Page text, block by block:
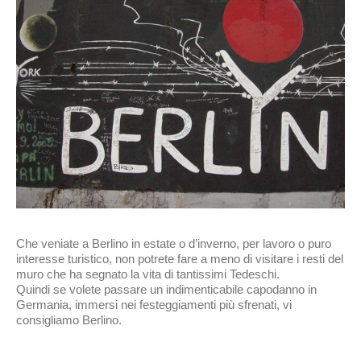
Che veniate a Berlino in estate o d’inverno, per lavoro o puro
interesse turistico, non potrete fare a meno di visitare i resti del
muro che ha segnato la vita di tantissimi Tedeschi.
Quindi se volete passare un indimenticabile capodanno in
Germania, immersi nei festeggiamenti più sfrenati, vi
consigliamo Berlino.